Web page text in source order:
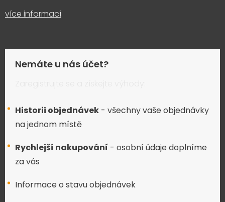
více informací
Nemáte u nás účet?
Historii objednávek - všechny vaše objednávky
na jednom místě
Rychlejší nakupování - osobní údaje doplníme
za vás
Informace o stavu objednávek